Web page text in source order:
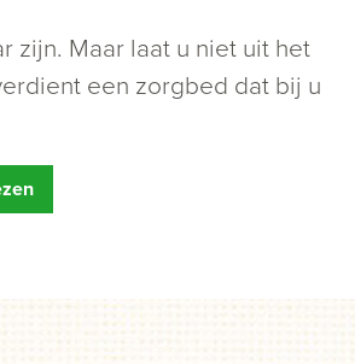
zijn. Maar laat u niet uit het
een zorgbed dat bij u